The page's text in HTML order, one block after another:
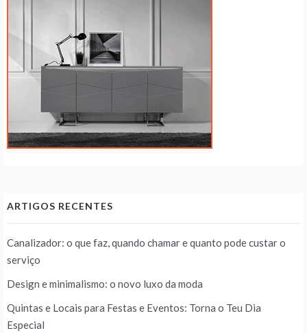
ARTIGOS RECENTES
Canalizador: o que faz, quando chamar e quanto pode custar o
serviço
Design e minimalismo: o novo luxo da moda
Quintas e Locais para Festas e Eventos: Torna o Teu Dia
Especial